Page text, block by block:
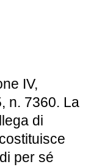
IV,
n. 7360. La
di
per sé